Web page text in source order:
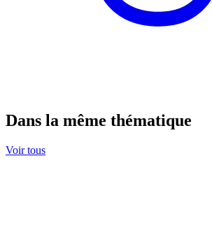
Dans la même thématique
Voir tous